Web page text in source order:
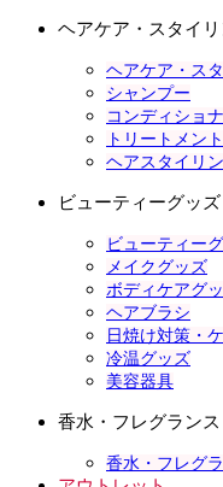
ヘアケア・スタイ
ヘアケア・ス
シャンプー
コンディショ
トリートメン
ヘアスタイリ
ビューティーグッズ
ビューティー
メイクグッズ
ボディケアグ
ヘアブラシ
日焼け対策・
冷温グッズ
美容器具
香水・フレグランス
香水・フレグ